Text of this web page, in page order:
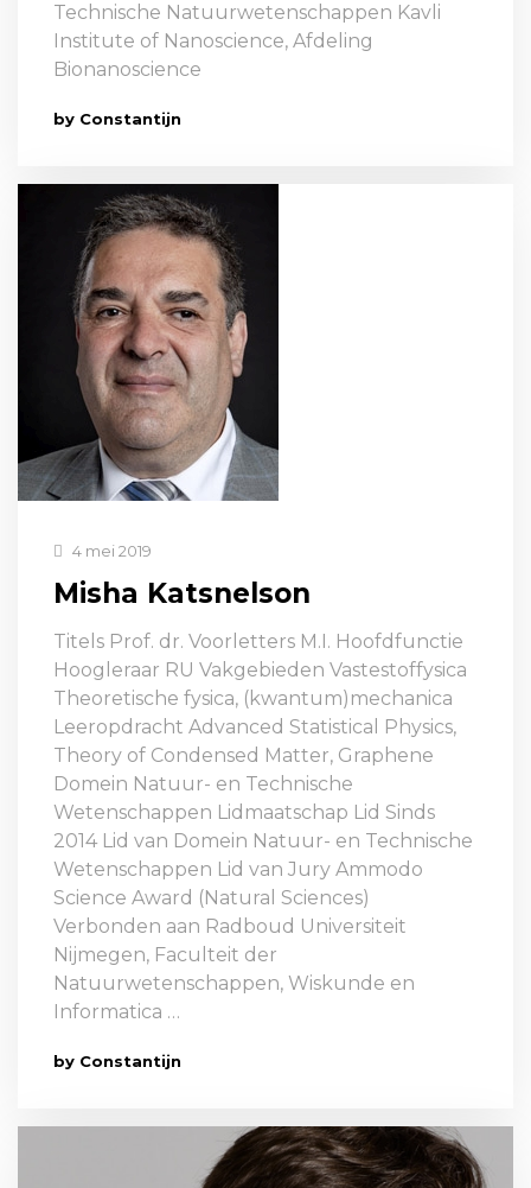
Technische Natuurwetenschappen Kavli
Institute of Nanoscience, Afdeling
Bionanoscience
by Constantijn
4 mei 2019
Misha Katsnelson
Titels Prof. dr. Voorletters M.I. Hoofdfunctie
Hoogleraar RU Vakgebieden Vastestoffysica
Theoretische fysica, (kwantum)mechanica
Leeropdracht Advanced Statistical Physics,
Theory of Condensed Matter, Graphene
Domein Natuur- en Technische
Wetenschappen Lidmaatschap Lid Sinds
2014 Lid van Domein Natuur- en Technische
Wetenschappen Lid van Jury Ammodo
Science Award (Natural Sciences)
Verbonden aan Radboud Universiteit
Nijmegen, Faculteit der
Natuurwetenschappen, Wiskunde en
Informatica …
by Constantijn